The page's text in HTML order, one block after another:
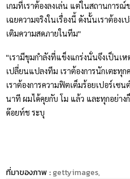
เกมที่เราต้องลงเล่น แต่ในสถานการณ์
เฉยความจริงในเรื่องนี้ ดังนั้นเราต้อง
เติมความสดภายในทีม"
"เรามีขุมกำลังที่แข็งแกร่งนั่นจึงเป็นเห
เปลี่ยนแปลงทีม เราต้องการนักเตะทุก
เราต้องการความฟิตเต็มร้อยเปอร์เซ
นาที ผมได้คุยกับ โม แล้ว และทุกอย่า
ด๊อยท์ช ระบุ
ที่มาของภาพ : gettyimages,